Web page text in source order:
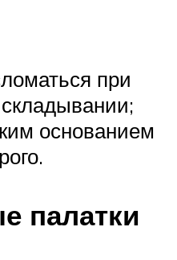
при
основанием
палатки